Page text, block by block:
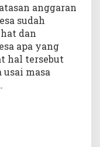
anggaran
sudah
dan
apa yang
hal tersebut
masa